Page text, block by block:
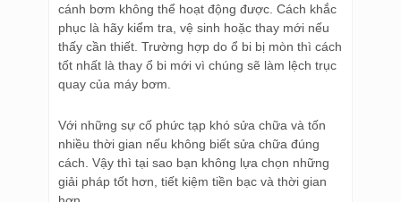
cánh bơm không thể hoạt động được. Cách khắc
phục là hãy kiểm tra, vệ sinh hoặc thay mới nếu
thấy cần thiết. Trường hợp do ổ bi bị mòn thì cách
tốt nhất là thay ổ bi mới vì chúng sẽ làm lệch trục
quay của máy bơm.
Với những sự cố phức tạp khó sửa chữa và tốn
nhiều thời gian nếu không biết sửa chữa đúng
cách. Vậy thì tại sao bạn không lựa chọn những
giải pháp tốt hơn, tiết kiệm tiền bạc và thời gian